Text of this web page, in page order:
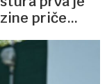
priče…